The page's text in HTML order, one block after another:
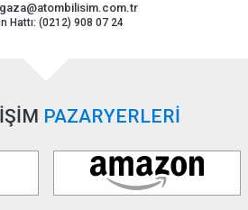
Hattı: (0212) 908 07 24
PAZARYERLERİ